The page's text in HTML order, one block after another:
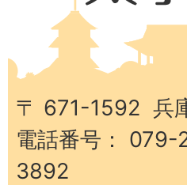
子
町
〒 671-1592 兵
電話番号：
3892